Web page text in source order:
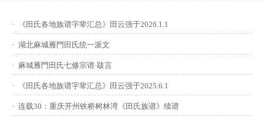
· 《田氏各地族谱字辈汇总》田云强于2026.1.1
· 湖北麻城雁門田氏统一派文
· 麻城雁門田氏七修宗谱·跋言
· 《田氏各地族谱字辈汇总》田云强于2025.6.1
· 连载30：重庆开州铁桥树林湾《田氏族谱》续谱